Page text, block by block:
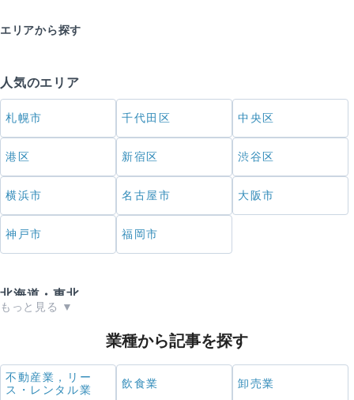
エリアから探す
人気のエリア
札幌市 千代田区 中央区
港区 新宿区 渋谷区
横浜市 名古屋市 大阪市
神戸市 福岡市
北海道・東北
宮城県 秋田県 山形県
業種から記事を探す
不動産業，リー
ス・レンタル業
飲食業 卸売業